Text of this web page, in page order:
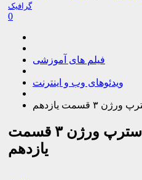
گرافیک
0
فیلم های آموزشی
ویدئوهای وب و اینترنت
قسمت یازدهم
فیلم آموزش بوت استرپ ورژن ۳ قسمت
یازدهم